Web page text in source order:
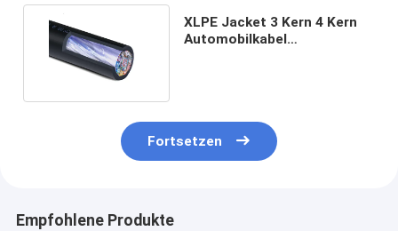
XLPE Jacket 3 Kern 4 Kern
Automobilkabel
Fortsetzen
Empfohlene Produkte